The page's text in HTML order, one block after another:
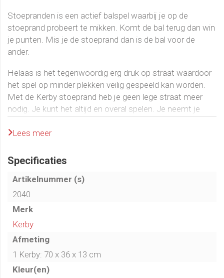
Stoepranden is een actief balspel waarbij je op de
stoeprand probeert te mikken. Komt de bal terug dan win
je punten. Mis je de stoeprand dan is de bal voor de
ander.
Helaas is het tegenwoordig erg druk op straat waardoor
het spel op minder plekken veilig gespeeld kan worden.
Met de Kerby stoeprand heb je geen lege straat meer
nodig. Je kunt het altijd en overal spelen. Je neemt je
tuin, speeltuin, strand, bos of waar dan ook. Je hebt maar
Kerby neer te leggen.
De Kerby is gemaakt van kunststof met
antislip-
Let op de Kerby's worden
De ideale bal om te gebruiken voor het stoepranden is de
fanty bal voor de Kerby. Deze kun je los bestellen of als
combinatie.
Lees meer
Specificaties
Artikelnummer (s)
2040
Merk
Kerby
Afmeting
1 Kerby: 70 x 36 x 13 cm
Kleur(en)